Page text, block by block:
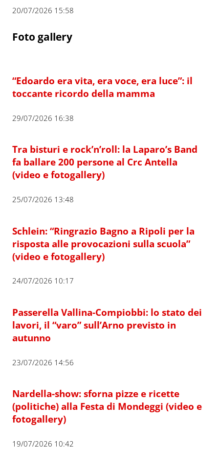
20/07/2026 15:58
Foto gallery
“Edoardo era vita, era voce, era luce”: il
toccante ricordo della mamma
29/07/2026 16:38
Tra bisturi e rock’n’roll: la Laparo’s Band
fa ballare 200 persone al Crc Antella
(video e fotogallery)
25/07/2026 13:48
Schlein: “Ringrazio Bagno a Ripoli per la
risposta alle provocazioni sulla scuola”
(video e fotogallery)
24/07/2026 10:17
Passerella Vallina-Compiobbi: lo stato dei
lavori, il “varo” sull’Arno previsto in
autunno
23/07/2026 14:56
Nardella-show: sforna pizze e ricette
(politiche) alla Festa di Mondeggi (video e
fotogallery)
19/07/2026 10:42